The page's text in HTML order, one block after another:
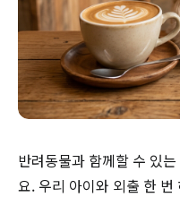
반려동물과 함께할 수 있
요. 우리 아이와 외출 한